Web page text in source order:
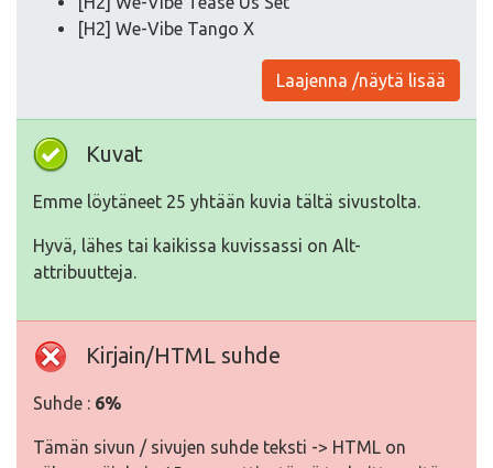
[H2] We-Vibe Tango X
Laajenna /näytä lisää
Kuvat
Emme löytäneet 25 yhtään kuvia tältä sivustolta.
Hyvä, lähes tai kaikissa kuvissassi on Alt-
attribuutteja.
Kirjain/HTML suhde
Suhde : 6%
Tämän sivun / sivujen suhde teksti -> HTML on